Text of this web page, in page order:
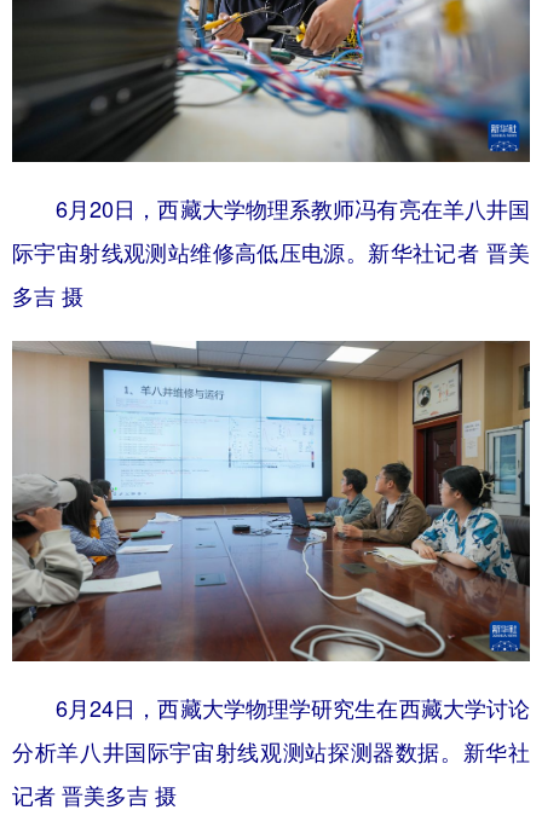
6月20日，西藏大学物理系教师冯有亮在羊八井国
际宇宙射线观测站维修高低压电源。新华社记者 晋美
多吉 摄
6月24日，西藏大学物理学研究生在西藏大学讨论
分析羊八井国际宇宙射线观测站探测器数据。新华社
记者 晋美多吉 摄